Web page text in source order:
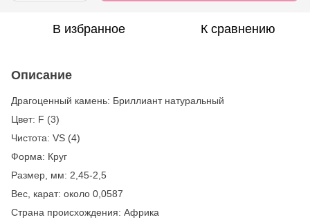
В избранное К сравнению
Описание
Драгоценный камень: Бриллиант натуральный
Цвет: F (3)
Чистота: VS (4)
Форма: Круг
Размер, мм: 2,45-2,5
Вес, карат: около 0,0587
Страна происхождения: Африка